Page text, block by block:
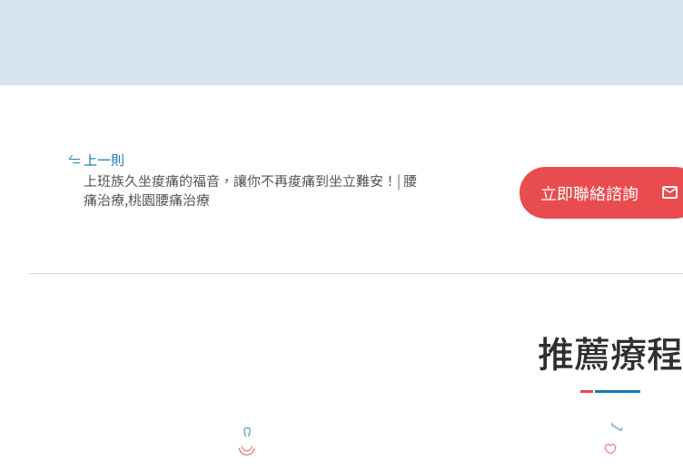
上一則
上班族久坐痠痛的福音，讓你不再痠痛到坐立難安！| 腰
痛治療,桃園腰痛治療
立即聯絡諮詢
推薦療程